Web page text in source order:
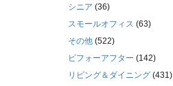
シニア (36)
スモールオフィス (63)
その他 (522)
ビフォーアフター (142)
リビング＆ダイニング (431)